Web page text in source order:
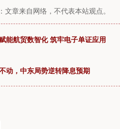
文章来自网络，不代表本站观点。
能航贸数智化 筑牢电子单证应用
动，中东局势逆转降息预期